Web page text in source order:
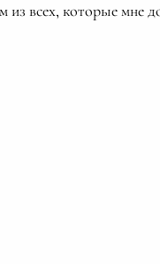
из всех, которые мне